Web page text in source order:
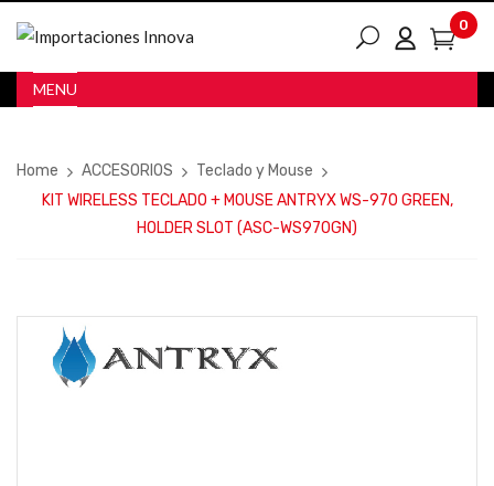
0
MENU
Home ACCESORIOS
Teclado y Mouse
KIT WIRELESS TECLADO + MOUSE ANTRYX WS-970 GREEN,
HOLDER SLOT (ASC-WS970GN)